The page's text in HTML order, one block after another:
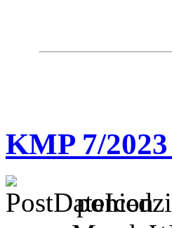
KMP 7/